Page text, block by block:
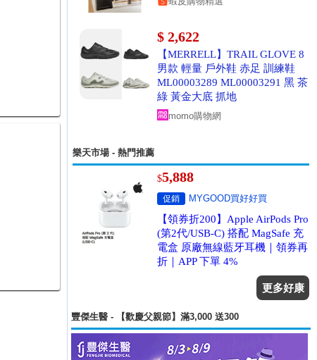
$ 2,622
【MERRELL】TRAIL GLOVE 8
男款 輕量 戶外鞋 赤足 訓練鞋
ML00003289 ML00003291 黑 茶
綠 黃金大底 抓地
momo購物網
樂天市場 - 熱門推薦
$5,888
促銷 MYGOOD買好好買
【領券折200】Apple AirPods Pro
(第2代/USB-C) 搭配 MagSafe 充
電盒 原廠無線藍牙耳機｜領券再
折｜APP 下單 4%
更多好康
豐傑生醫 - 【歡慶父親節】滿3,000 送300